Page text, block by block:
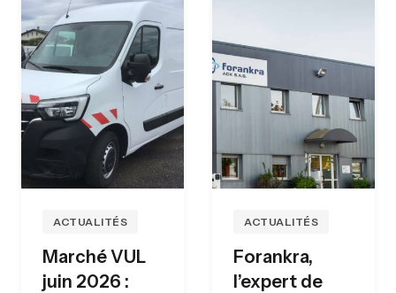
ACTUALITÉS
Marché VUL
juin 2026 :
ACTUALITÉS
Forankra,
l’expert de